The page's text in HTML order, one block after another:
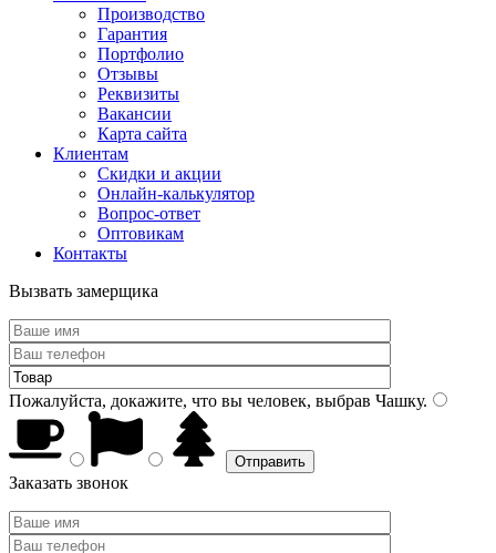
Производство
Гарантия
Портфолио
Отзывы
Реквизиты
Вакансии
Карта сайта
Клиентам
Скидки и акции
Онлайн-калькулятор
Вопрос-ответ
Оптовикам
Контакты
Вызвать замерщика
Пожалуйста, докажите, что вы человек, выбрав Чашку.
Заказать звонок